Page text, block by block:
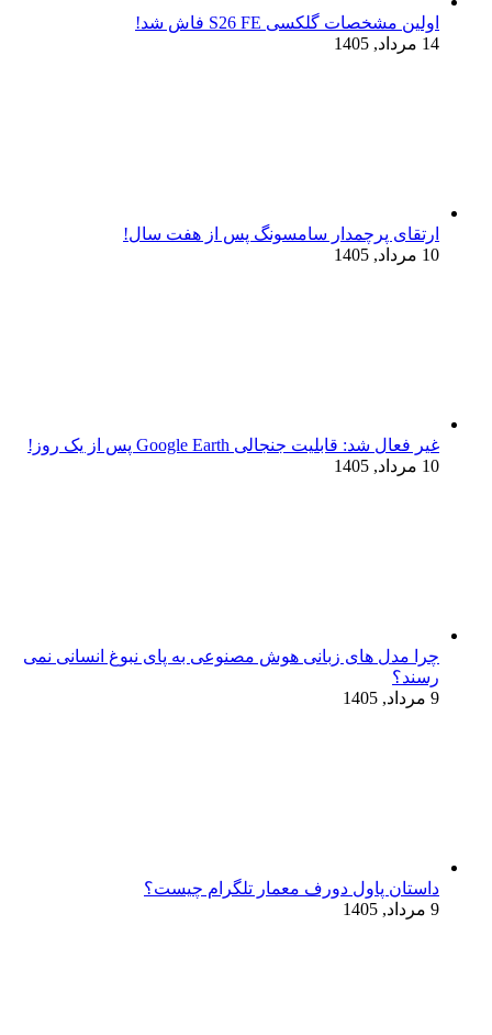
اولین مشخصات گلکسی S26 FE فاش شد!
14 مرداد, 1405
ارتقای پرچمدار سامسونگ پس از هفت سال!
10 مرداد, 1405
غیر فعال شد: قابلیت جنجالی Google Earth پس از یک روز!
10 مرداد, 1405
چرا مدل‌ های زبانی هوش مصنوعی به پای نبوغ انسانی نمی‌
رسند؟
9 مرداد, 1405
داستان پاول دورف معمار تلگرام چیست؟
9 مرداد, 1405